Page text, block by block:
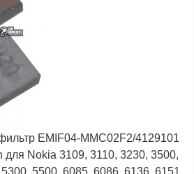
EMIF04-MMC02F2/4129101
для Nokia 3109, 3110, 3230, 3500,